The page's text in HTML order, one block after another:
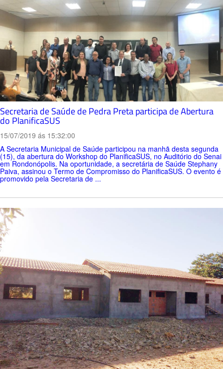
Secretaria de Saúde de Pedra Preta participa de Abertura
do PlanificaSUS
15/07/2019 ás 15:32:00
A Secretaria Municipal de Saúde participou na manhã desta segunda
(15), da abertura do Workshop do PlanificaSUS, no Auditório do Senai
em Rondonópolis. Na oportunidade, a secretária de Saúde Stephany
Paiva, assinou o Termo de Compromisso do PlanificaSUS. O evento é
promovido pela Secretaria de ...